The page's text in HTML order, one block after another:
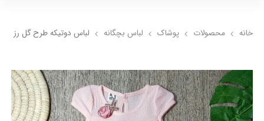
خانه محصولات پوشاک لباس بچگانه لباس دوتیکه طرح گل رز